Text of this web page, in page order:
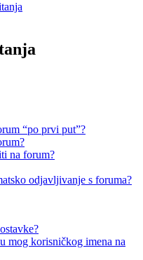
“po prvi put”?
na forum?
odjavljivanje s foruma?
mog korisničkog imena na